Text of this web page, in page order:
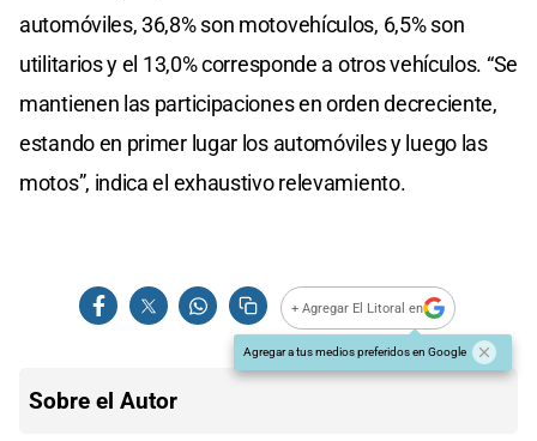
automóviles, 36,8% son motovehículos, 6,5% son
utilitarios y el 13,0% corresponde a otros vehículos. “Se
mantienen las participaciones en orden decreciente,
estando en primer lugar los automóviles y luego las
motos”, indica el exhaustivo relevamiento.
+ Agregar El Litoral en
Agregar a tus medios preferidos en Google
Sobre el Autor